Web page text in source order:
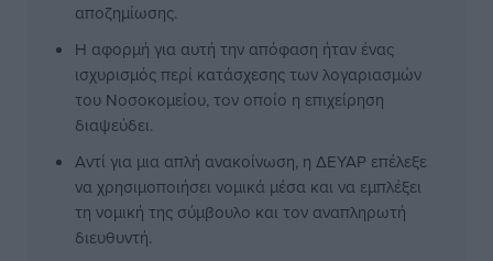
αποζημίωσης.
Η αφορμή για αυτή την απόφαση ήταν ένας
ισχυρισμός περί κατάσχεσης των λογαριασμών
του Νοσοκομείου, τον οποίο η επιχείρηση
διαψεύδει.
Αντί για μια απλή ανακοίνωση, η ΔΕΥΑΡ επέλεξε
να χρησιμοποιήσει νομικά μέσα και να εμπλέξει
τη νομική της σύμβουλο και τον αναπληρωτή
διευθυντή.